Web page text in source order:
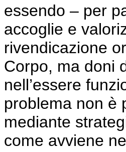
essendo – per
accoglie e
rivendicazione
Corpo, ma doni
nell’essere
problema non è
mediante
come avviene